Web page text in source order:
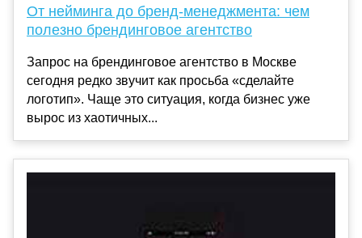
От нейминга до бренд-менеджмента: чем
полезно брендинговое агентство
Запрос на брендинговое агентство в Москве
сегодня редко звучит как просьба «сделайте
логотип». Чаще это ситуация, когда бизнес уже
вырос из хаотичных...